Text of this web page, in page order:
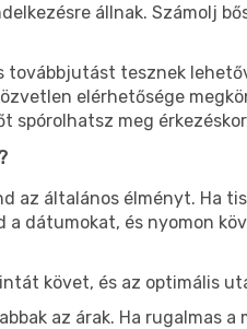
állnak. Számolj
továbbjutást tesznek
elérhetősége
spórolhatsz meg
általános élményt. Ha
dátumokat, és nyomon
követ, és az optimális
az árak. Ha rugalmas